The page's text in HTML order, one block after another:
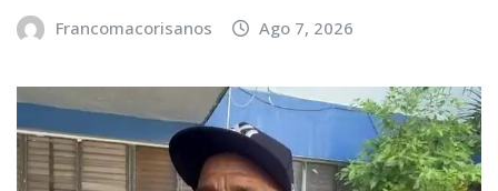
Francomacorisanos Ago 7, 2026